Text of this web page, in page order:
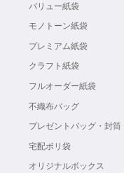
バリュー紙袋
モノトーン紙袋
プレミアム紙袋
クラフト紙袋
フルオーダー紙袋
不織布バッグ
プレゼントバッグ・封筒
宅配ポリ袋
オリジナルボックス